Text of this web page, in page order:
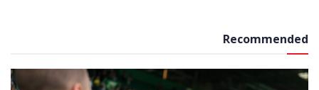
Recommended